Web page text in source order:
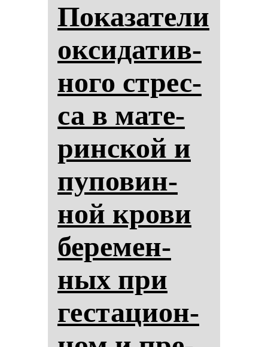
По­ка­за­те­ли
ок­си­да­тив­
но­го стрес­
са в ма­те­
рин­ской и
пу­по­вин­
ной кро­ви
бе­ре­мен­
ных при
гес­та­ци­он­